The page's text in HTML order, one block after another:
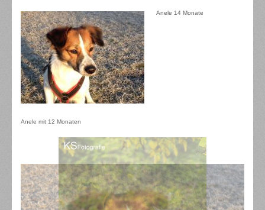
Anele 14 Monate
Anele mit 12 Monaten